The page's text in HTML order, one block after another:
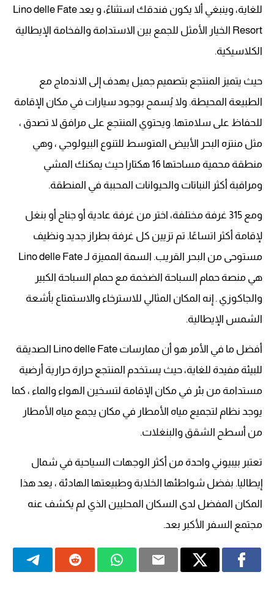
للغاية، وينبغي ألا يكون فندقك استثناءً، و يعد Lino delle Fate
Resort الخيار الأمثل للجمع بين الاستدامة والفخامة الإيطالية
الكلاسيكية.
حيث يتميز المنتجع بتصميم جميل يهدف إلى الاندماج مع
الطبيعة المحيطة. ولا يُسمح بوجود سيارات في مكان الإقامة
للحفاظ على سلامتها. ويحتوي المنتجع على مرافق لا تصدق ،
مثل منتزه البحر الأبيض المتوسط ​​للتنوع البيولوجي ، وهي
منطقة محمية مساحتها 16 هكتارا حيث يمكنك المشي
ومراقبة أكثر النباتات والحيوانات المحببة في المنطقة.
ومع 315 غرفة مختلفة، اختر من غرفة عادية أو جناح أو بنغل
لإقامة أكثر اتساعًا. تم تزيين كل غرفة بطراز جديد ونظيف
مستوحى من البحر القريب. السمة المميزة لـ Lino delle Fate
هي منصة حمام السباحة الضخمة مع حمام السباحة الكبير
والجاكوزي . إنه المكان المثالي للاسترخاء والاستمتاع بأشعة
الشمس الإيطالية.
أفضل ما في الأمر هو أن ممارسات Lino delle Fate الصديقة
للبيئة مفيدة للغاية، حيث يستخدم المنتجع حرارة حرارية أرضية
مستدامة من بئر في مكان الإقامة لتسخين الهواء والماء ، كما
يوجد نظام لتجميع مياه الأمطار في مكان يجمع مياه الأمطار
من أسطح الشقق والبنغلات.
تعتبر بيبيوني واحدة من أكثر الوجهات السياحية في شمال
إيطاليا. بفضل شواطئها الخلابة وطبيعتها الهادئة ، يعد هذا
المكان المفضل لدى السكان المحليين الذي لم يكشف عنه
مجتمع السفر الأكبر بعد.